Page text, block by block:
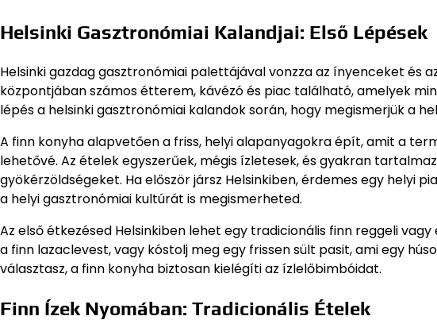
Helsinki Gasztronómiai Kalandjai: Első Lépések
Helsinki gazdag gasztronómiai palettájával vonzza az ínyenceket és
központjában számos étterem, kávézó és piac található, amelyek
lépés a helsinki gasztronómiai kalandok során, hogy megismerjük a
A finn konyha alapvetően a friss, helyi alapanyagokra épít, amit a
lehetővé. Az ételek egyszerűek, mégis ízletesek, és gyakran
gyökérzöldségeket. Ha először jársz Helsinkiben, érdemes egy helyi
a helyi gasztronómiai kultúrát is megismerheted.
Az első étkezésed Helsinkiben lehet egy tradicionális finn reggeli
a finn lazaclevest, vagy kóstolj meg egy frissen sült pasit, ami egy
választasz, a finn konyha biztosan kielégíti az ízlelőbimbóidat.
Finn Ízek Nyomában: Tradicionális Ételek